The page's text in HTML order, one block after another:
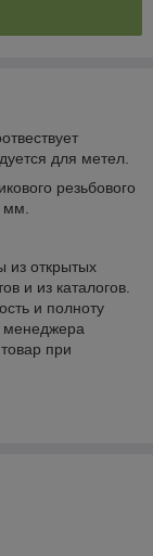
для метел.
резьбового
из открытых
и из каталогов.
и полноту
менеджера
при